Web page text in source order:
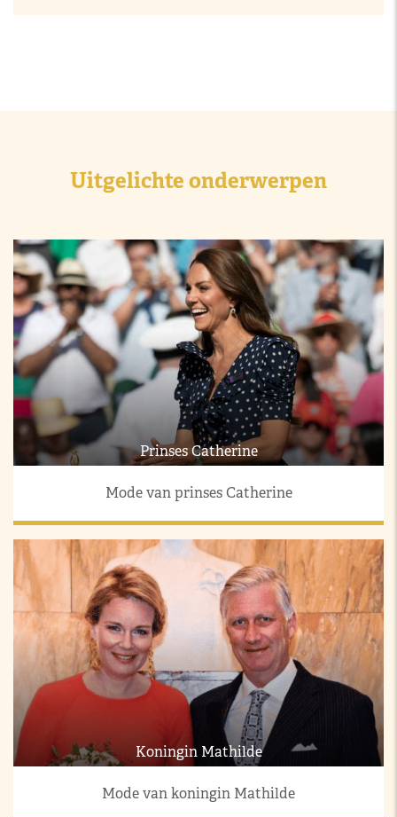
Uitgelichte onderwerpen
Prinses Catherine
Mode van prinses Catherine
Koningin Mathilde
Mode van koningin Mathilde